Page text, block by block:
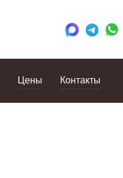
Цены Контакты